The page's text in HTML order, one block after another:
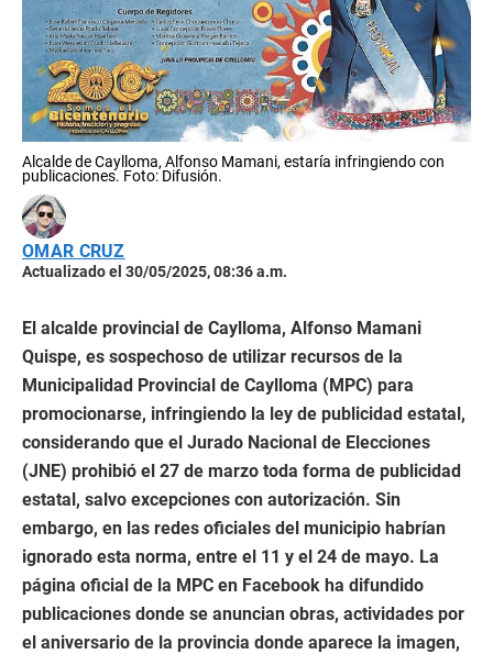
Alcalde de Caylloma, Alfonso Mamani, estaría infringiendo con
publicaciones. Foto: Difusión.
OMAR CRUZ
Actualizado el 30/05/2025, 08:36 a.m.
El alcalde provincial de Caylloma, Alfonso Mamani
Quispe, es sospechoso de utilizar recursos de la
Municipalidad Provincial de Caylloma (MPC) para
promocionarse, infringiendo la ley de publicidad estatal,
considerando que el Jurado Nacional de Elecciones
(JNE) prohibió el 27 de marzo toda forma de publicidad
estatal, salvo excepciones con autorización. Sin
embargo, en las redes oficiales del municipio habrían
ignorado esta norma, entre el 11 y el 24 de mayo. La
página oficial de la MPC en Facebook ha difundido
publicaciones donde se anuncian obras, actividades por
el aniversario de la provincia donde aparece la imagen,